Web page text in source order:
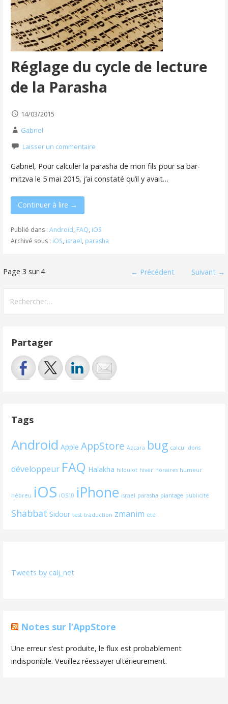
Réglage du cycle de lecture
de la Parasha
14/03/2015
Gabriel
Laisser un commentaire
Gabriel, Pour calculer la parasha de mon fils pour sa bar-
mitzva le 5 mai 2015, j’ai constaté qu’il y avait…
Continuer à lire →
Publié dans : Android, FAQ, iOS
Archivé sous : iOS, israel, parasha
Navigation
dans
Page 3 sur 4 ← Précédent Suivant →
Partager
Tags
Android Apple AppStore Azcara bug calcul dons
développeur FAQ Halakha hiloulot hiver horaires humeur
hébreu iOS iOS10 iPhone israel parasha plantage publicité
Shabbat Sidour test traduction zmanim été
Tweets by calj_net
Notes sur l’AppStore
Une erreur s’est produite, le flux est probablement
indisponible. Veuillez réessayer ultérieurement.